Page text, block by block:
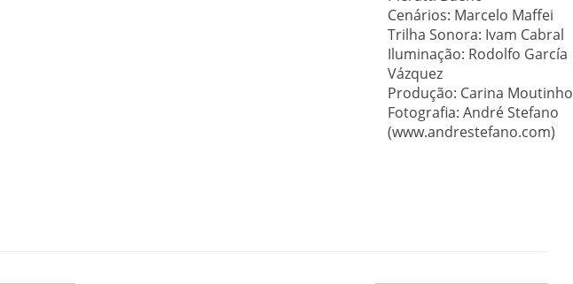
Cenários: Marcelo Maffei
Trilha Sonora: Ivam Cabral
Iluminação: Rodolfo García
Vázquez
Produção: Carina Moutinho
Fotografia: André Stefano
(www.andrestefano.com)